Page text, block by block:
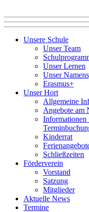
Unsere Schule
Unser Team
Unser Lernen
Unser
Erasmus+
Unser Hort
Allgemeine
Angebote am
Informationen
Kinderrat
Schließzeiten
Förderverein
Vorstand
Satzung
Mitglieder
Aktuelle News
Termine